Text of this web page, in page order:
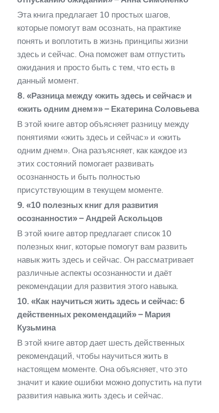
Эта книга предлагает 10 простых шагов,
которые помогут вам осознать, на практике
понять и воплотить в жизнь принципы жизни
здесь и сейчас. Она поможет вам отпустить
ожидания и просто быть с тем, что есть в
данный момент.
8. «Разница между «жить здесь и сейчас» и
«жить одним днем»» – Екатерина Соловьева
В этой книге автор объясняет разницу между
понятиями «жить здесь и сейчас» и «жить
одним днем». Она разъясняет, как каждое из
этих состояний помогает развивать
осознанность и быть полностью
присутствующим в текущем моменте.
9. «10 полезных книг для развития
осознанности» – Андрей Аскольцов
В этой книге автор предлагает список 10
полезных книг, которые помогут вам развить
навык жить здесь и сейчас. Он рассматривает
различные аспекты осознанности и даёт
рекомендации для развития этого навыка.
10. «Как научиться жить здесь и сейчас: 6
действенных рекомендаций» – Мария
Кузьмина
В этой книге автор дает шесть действенных
рекомендаций, чтобы научиться жить в
настоящем моменте. Она объясняет, что это
значит и какие ошибки можно допустить на пути
развития навыка жить здесь и сейчас.